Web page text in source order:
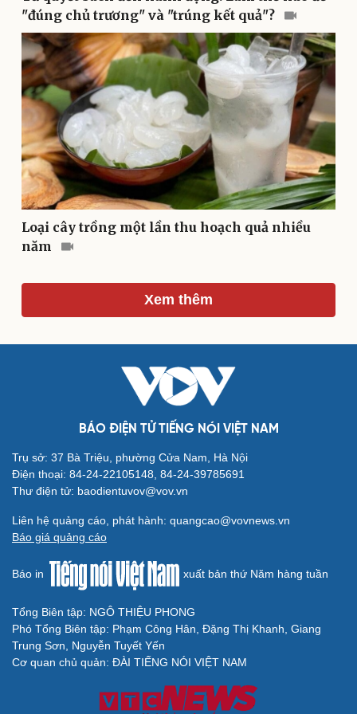
Sân khấu - Điện ảnh
Văn học
Âm nhạc
Di sản
Nghệ sĩ
Thời trang
Sao Việt
Săn Tour
Đọc truyện đêm khuya
Kể chuyện cho bé
Hạt giống tâm hồn
Cải chính
"đúng chủ trương" và "trúng kết quả"?
Loại cây trồng một lần thu hoạch quả nhiều
năm
Xem thêm
BÁO ĐIỆN TỬ TIẾNG NÓI VIỆT NAM
Trụ sở: 37 Bà Triệu, phường Cửa Nam, Hà Nội
Điện thoại: 84-24-22105148, 84-24-39785691
Thư điện tử: baodientuvov@vov.vn
Liên hệ quảng cáo, phát hành: quangcao@vovnews.vn
Báo giá quảng cáo
Báo in xuất bản thứ Năm hàng tuần
Tổng Biên tập: NGÔ THIỆU PHONG
Phó Tổng Biên tập: Phạm Công Hân, Đặng Thị Khanh, Giang
Trung Sơn, Nguyễn Tuyết Yến
Cơ quan chủ quản: ĐÀI TIẾNG NÓI VIỆT NAM